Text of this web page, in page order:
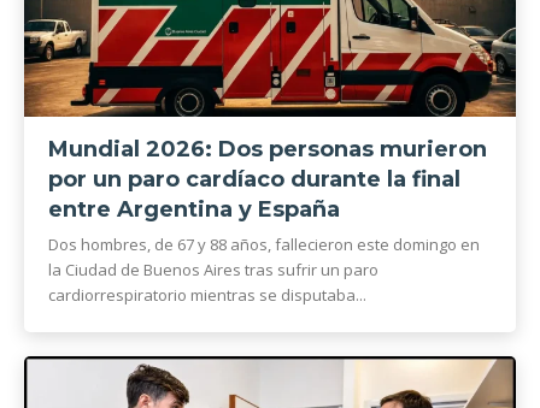
Mundial 2026: Dos personas murieron
por un paro cardíaco durante la final
entre Argentina y España
Dos hombres, de 67 y 88 años, fallecieron este domingo en
la Ciudad de Buenos Aires tras sufrir un paro
cardiorrespiratorio mientras se disputaba...